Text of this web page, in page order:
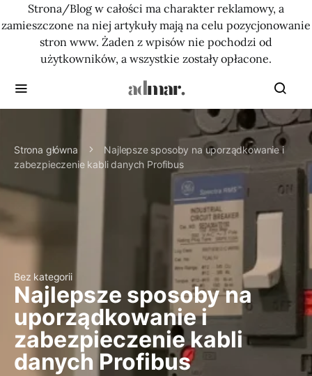
Strona/Blog w całości ma charakter reklamowy, a
zamieszczone na niej artykuły mają na celu pozycjonowanie
stron www. Żaden z wpisów nie pochodzi od
użytkowników, a wszystkie zostały opłacone.
Strona główna
Najlepsze sposoby na uporządkowanie i
zabezpieczenie kabli danych Profibus
Bez kategorii
Najlepsze sposoby na
uporządkowanie i
zabezpieczenie kabli
danych Profibus